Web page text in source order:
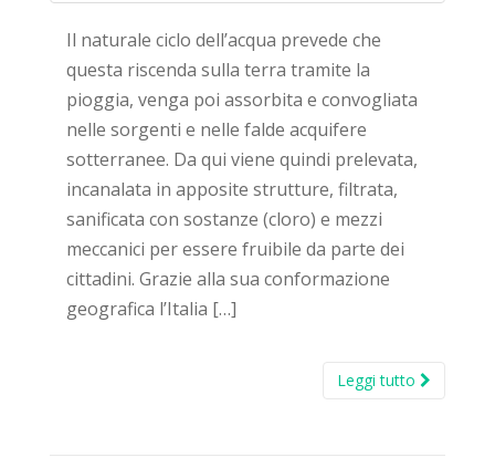
Il naturale ciclo dell’acqua prevede che
questa riscenda sulla terra tramite la
pioggia, venga poi assorbita e convogliata
nelle sorgenti e nelle falde acquifere
sotterranee. Da qui viene quindi prelevata,
incanalata in apposite strutture, filtrata,
sanificata con sostanze (cloro) e mezzi
meccanici per essere fruibile da parte dei
cittadini. Grazie alla sua conformazione
geografica l’Italia […]
Leggi tutto